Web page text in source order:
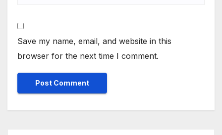
Save my name, email, and website in this
browser for the next time I comment.